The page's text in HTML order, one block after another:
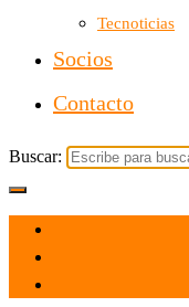
Tecnoticias
Socios
Contacto
Buscar: